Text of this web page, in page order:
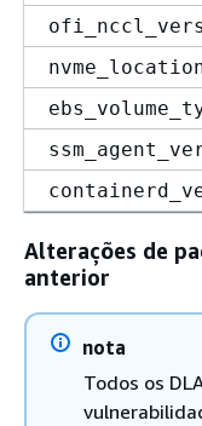
Alterações de
anterior
nota
Todos os